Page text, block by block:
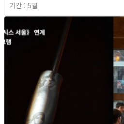
기간 : 5월